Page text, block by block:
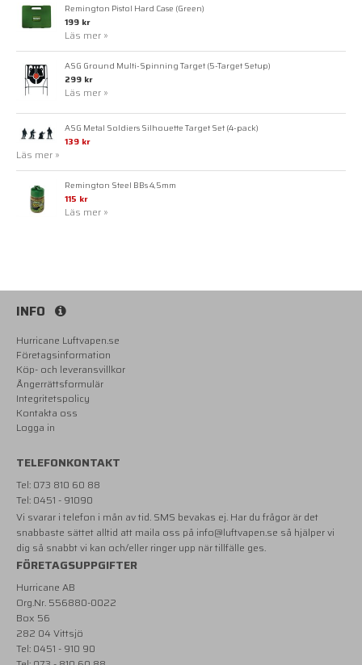
Remington Pistol Hard Case (Green)
199 kr
Läs mer »
ASG Ground Multi-Spinning Target (5-Target Setup)
299 kr
Läs mer »
ASG Metal Soldiers Silhouette Target Set (4-pack)
139 kr
Läs mer »
Remington Steel BBs 4,5mm
115 kr
Läs mer »
INFO
Hurricane Luftvapen.se
Företagsinformation
Köp- och leveransvillkor
Ångerrättsformulär
Integritetspolicy
Kontakta oss
Logga in
TELEFONKONTAKT
Tel: 073 810 60 88
Tel: 0451 - 91090
Vi svarar i telefon i mån av tid. SMS bevakas ej. Har du frågor är det
snabbaste sättet alltid att maila oss på info@luftvapen.se så hjälper vi
dig så snabbt vi kan och/eller ringer upp när tillfälle ges.
FÖRETAGSUPPGIFTER
Hurricane AB
Org.Nr. 556880-0022
Box 56
282 04 Vittsjö
Tel: 0451 - 910 90